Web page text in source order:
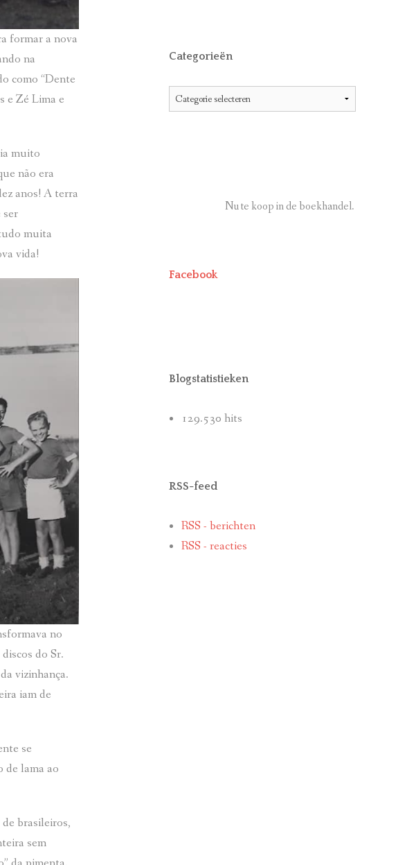
formar a nova
na
como “Dente
e Zé Lima e
muito
não era
anos! A terra
ser
muita
vida!
no
do Sr.
vizinhança.
iam de
se
de lama ao
brasileiros,
sem
Categorieën
Categorieën
Nu te koop in de boekhandel.
Facebook
Blogstatistieken
129.530 hits
RSS-feed
RSS - berichten
RSS - reacties